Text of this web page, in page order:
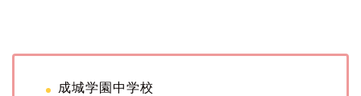
成城学園中学校